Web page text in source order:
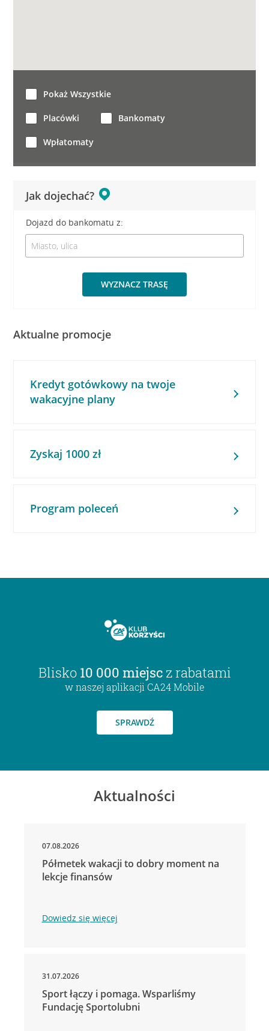
Jak dojechać?
Dojazd do bankomatu z:
WYZNACZ TRASĘ
Pokaż Wszystkie
Placówki Bankomaty
Wpłatomaty
Aktualne promocje
Kredyt gotówkowy na twoje
wakacyjne plany
Zyskaj 1000 zł
Program poleceń
Blisko 10 000 miejsc z rabatami
w naszej aplikacji CA24 Mobile
SPRAWDŹ
Aktualności
07.08.2026
Półmetek wakacji to dobry moment na
lekcje finansów
Dowiedz się więcej
31.07.2026
Sport łączy i pomaga. Wsparliśmy
Fundację Sportolubni